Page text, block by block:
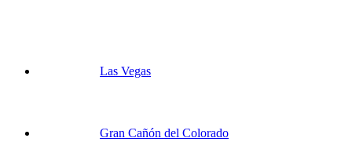
Las Vegas
Gran Cañón del Colorado